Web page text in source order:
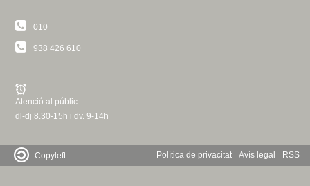
S
010
938 426 610
Atenció al públic:
dl-dj 8.30-15h i dv. 9-14h
Política de privacitat Avís legal RSS
Copyleft